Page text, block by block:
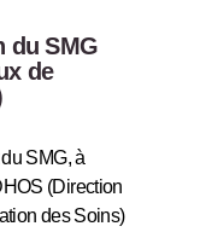
du SMG
de
SMG, à
(Direction
des Soins)